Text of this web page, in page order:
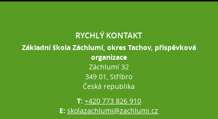
RYCHLÝ KONTAKT
Základní škola Záchlumí, okres Tachov, příspěvková
organizace
Záchlumí 32
349 01, Stříbro
Česká republika
T: +420 773 826 910
E:skolazachlumi@zachlumi.cz